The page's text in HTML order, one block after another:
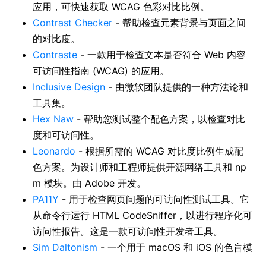
应用，可快速获取 WCAG 色彩对比比例。
Contrast Checker - 帮助检查元素背景与页面之间
的对比度。
Contraste - 一款用于检查文本是否符合 Web 内容
可访问性指南 (WCAG) 的应用。
Inclusive Design - 由微软团队提供的一种方法论和
工具集。
Hex Naw - 帮助您测试整个配色方案，以检查对比
度和可访问性。
Leonardo - 根据所需的 WCAG 对比度比例生成配
色方案。为设计师和工程师提供开源网络工具和 np
m 模块。由 Adobe 开发。
PA11Y - 用于检查网页问题的可访问性测试工具。它
从命令行运行 HTML CodeSniffer，以进行程序化可
访问性报告。这是一款可访问性开发者工具。
Sim Daltonism - 一个用于 macOS 和 iOS 的色盲模